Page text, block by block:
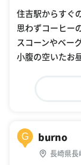
住吉駅からすぐ
思わずコーヒー
スコーンやベー
小腹の空いたお
G burno
長崎県長